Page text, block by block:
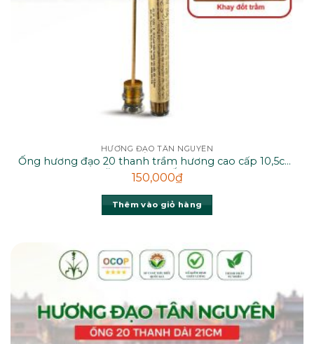
HƯƠNG ĐẠO TÂN NGUYÊN
Ống hương đạo 20 thanh trầm hương cao cấp 10,5cm
– TẶNG KHAY ĐỐT H20NK
150,000₫
Thêm vào giỏ hàng